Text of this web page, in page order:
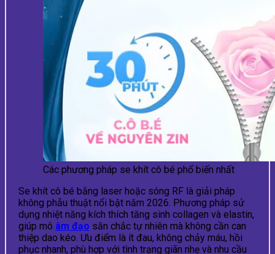
Các phương pháp se khít cô bé phổ biến nhất
Se khít cô bé bằng laser hoặc sóng RF là giải pháp
không phẫu thuật nổi bật năm 2026. Phương pháp sử
dụng nhiệt năng kích thích tăng sinh collagen và elastin,
giúp mô âm đạo săn chắc tự nhiên mà không cần can
thiệp dao kéo. Ưu điểm là ít đau, không chảy máu, hồi
phục nhanh, phù hợp với tình trạng giãn nhẹ và nhu cầu